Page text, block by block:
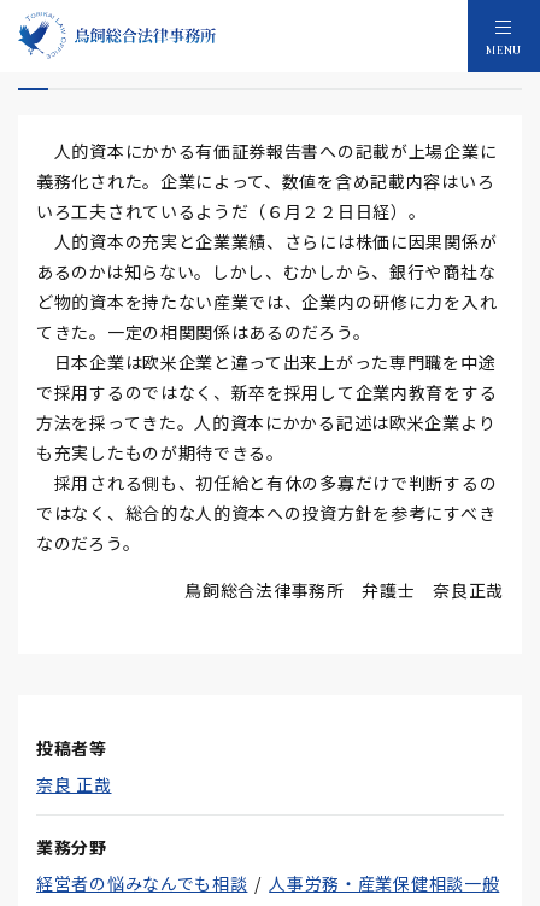
MENU
人的資本
人的資本にかかる有価証券報告書への記載が上場企業に
義務化された。企業によって、数値を含め記載内容はいろ
いろ工夫されているようだ（６月２２日日経）。
人的資本の充実と企業業績、さらには株価に因果関係が
あるのかは知らない。しかし、むかしから、銀行や商社な
ど物的資本を持たない産業では、企業内の研修に力を入れ
てきた。一定の相関関係はあるのだろう。
日本企業は欧米企業と違って出来上がった専門職を中途
で採用するのではなく、新卒を採用して企業内教育をする
方法を採ってきた。人的資本にかかる記述は欧米企業より
も充実したものが期待できる。
採用される側も、初任給と有休の多寡だけで判断するの
ではなく、総合的な人的資本への投資方針を参考にすべき
なのだろう。
鳥飼総合法律事務所 弁護士 奈良正哉
投稿者等
奈良 正哉
業務分野
経営者の悩みなんでも相談
人事労務・産業保健相談一般